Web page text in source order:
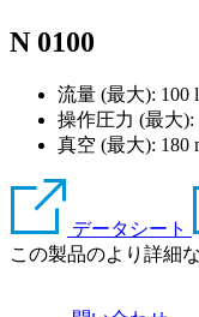
N 0100
流量 (最大): 100
操作圧力 (最大):
真空 (最大): 180
データシート
この製品のより詳細